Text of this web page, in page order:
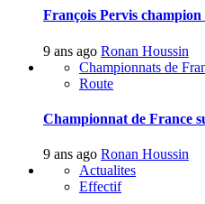
François Pervis
9 ans ago Ronan Houssin
Championnats de
Route
Championnat de France
9 ans ago Ronan Houssin
Actualites
Effectif